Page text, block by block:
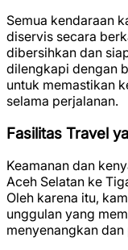
Semua kendaraan
diservis secara
dibersihkan dan
dilengkapi dengan
untuk memastikan
selama perjalanan.
Fasilitas Travel
Keamanan dan
Aceh Selatan ke
Oleh karena itu,
unggulan yang
menyenangkan